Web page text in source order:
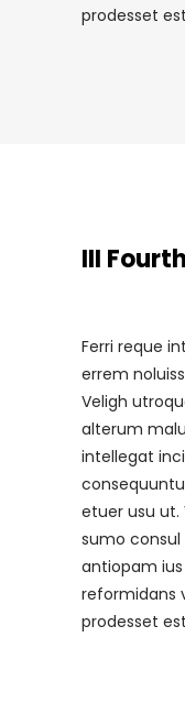
prodesset
III
Ferri reque
errem
Veligh
alterum
intellegat
etuer usu ut.
sumo
antiopam
reformidans
prodesset